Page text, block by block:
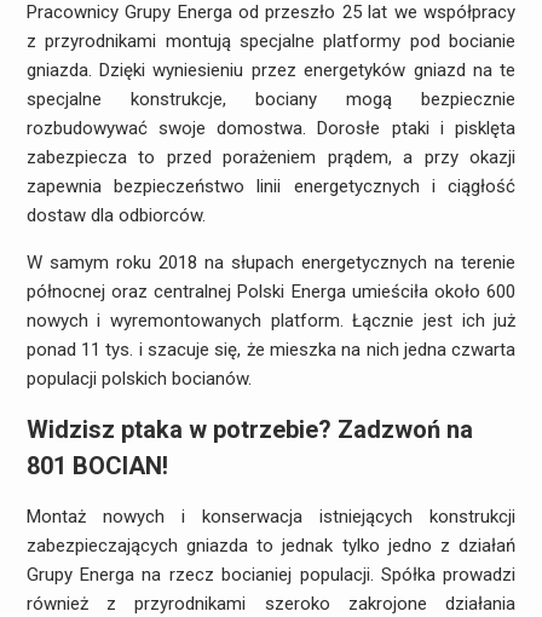
Pracownicy Grupy Energa od przeszło 25 lat we współpracy
z przyrodnikami montują specjalne platformy pod bocianie
gniazda. Dzięki wyniesieniu przez energetyków gniazd na te
specjalne konstrukcje, bociany mogą bezpiecznie
rozbudowywać swoje domostwa. Dorosłe ptaki i pisklęta
zabezpiecza to przed porażeniem prądem, a przy okazji
zapewnia bezpieczeństwo linii energetycznych i ciągłość
dostaw dla odbiorców.
W samym roku 2018 na słupach energetycznych na terenie
północnej oraz centralnej Polski Energa umieściła około 600
nowych i wyremontowanych platform. Łącznie jest ich już
ponad 11 tys. i szacuje się, że mieszka na nich jedna czwarta
populacji polskich bocianów.
Widzisz ptaka w potrzebie? Zadzwoń na
801 BOCIAN!
Montaż nowych i konserwacja istniejących konstrukcji
zabezpieczających gniazda to jednak tylko jedno z działań
Grupy Energa na rzecz bocianiej populacji. Spółka prowadzi
również z przyrodnikami szeroko zakrojone działania